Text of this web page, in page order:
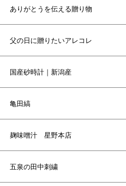
ありがとうを伝える贈り物
父の日に贈りたいアレコレ
国産砂時計｜新潟産
亀田縞
麹味噌汁 星野本店
五泉の田中刺繍